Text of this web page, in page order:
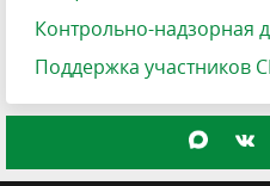
Контрольно-надзорная
Поддержка участников